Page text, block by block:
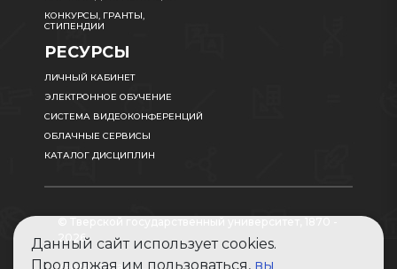
КОНКУРСЫ, ГРАНТЫ,
СТИПЕНДИИ
РЕСУРСЫ
ЛИЧНЫЙ КАБИНЕТ
ЭЛЕКТРОННОЕ ОБУЧЕНИЕ
СИСТЕМА ВИДЕОКОНФЕРЕНЦИЙ
ОБЛАЧНЫЕ СЕРВИСЫ
КАТАЛОГ ДИСЦИПЛИН
2026
Данный сайт использует cookies.
Продолжая им пользоваться, вы